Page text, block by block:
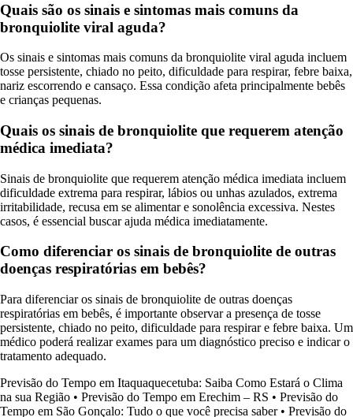
Quais são os sinais e sintomas mais comuns da
bronquiolite viral aguda?
Os sinais e sintomas mais comuns da bronquiolite viral aguda incluem
tosse persistente, chiado no peito, dificuldade para respirar, febre baixa,
nariz escorrendo e cansaço. Essa condição afeta principalmente bebês
e crianças pequenas.
Quais os sinais de bronquiolite que requerem atenção
médica imediata?
Sinais de bronquiolite que requerem atenção médica imediata incluem
dificuldade extrema para respirar, lábios ou unhas azulados, extrema
irritabilidade, recusa em se alimentar e sonolência excessiva. Nestes
casos, é essencial buscar ajuda médica imediatamente.
Como diferenciar os sinais de bronquiolite de outras
doenças respiratórias em bebês?
Para diferenciar os sinais de bronquiolite de outras doenças
respiratórias em bebês, é importante observar a presença de tosse
persistente, chiado no peito, dificuldade para respirar e febre baixa. Um
médico poderá realizar exames para um diagnóstico preciso e indicar o
tratamento adequado.
Previsão do Tempo em Itaquaquecetuba: Saiba Como Estará o Clima
na sua Região • Previsão do Tempo em Erechim – RS • Previsão do
Tempo em São Gonçalo: Tudo o que você precisa saber• Previsão do